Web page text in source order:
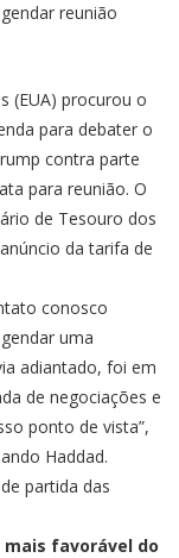
(EUA) procurou o
para debater o
contra parte
para reunião. O
de Tesouro dos
da tarifa de
conosco
uma
adiantado, foi em
de negociações e
ponto de vista”,
Haddad.
partida das
favorável do